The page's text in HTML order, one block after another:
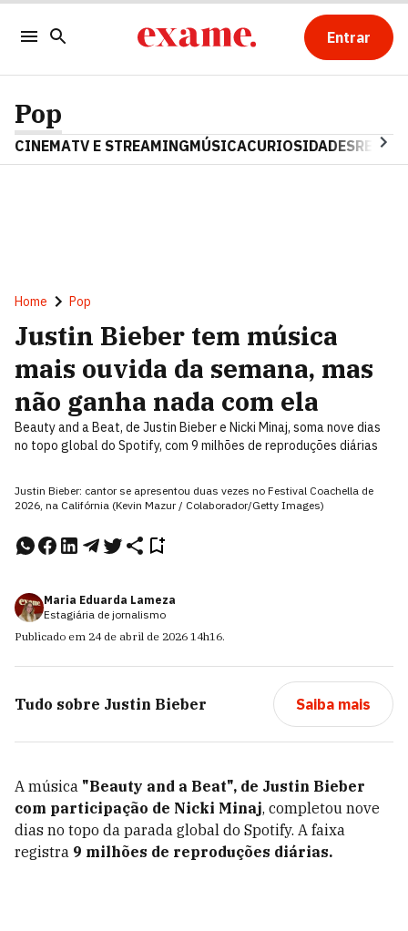
Entrar
Pop
CINEMATV E STREAMINGMÚSICACURIOSIDADES
Home Pop
Justin Bieber tem música
mais ouvida da semana, mas
não ganha nada com ela
Beauty and a Beat, de Justin Bieber e Nicki Minaj, soma nove dias
no topo global do Spotify, com 9 milhões de reproduções diárias
Justin Bieber: cantor se apresentou duas vezes no Festival Coachella de
2026, na Califórnia (Kevin Mazur / Colaborador/Getty Images)
Maria Eduarda Lameza
Estagiária de jornalismo
Publicado em 24 de abril de 2026 14h16.
Tudo sobre Justin Bieber Saiba mais
A música "Beauty and a Beat", de Justin Bieber
com participação de Nicki Minaj, completou nove
dias no topo da parada global do Spotify. A faixa
registra 9 milhões de reproduções diárias.